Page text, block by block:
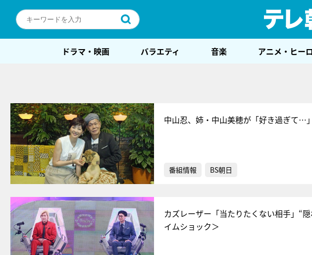
ドラマ・映画 バラエティ 音楽 アニメ・ヒー
中山忍、姉・中山美穂が「好き過ぎて…
番組情報 BS朝日
カズレーザー「当たりたくない相手」“
イムショック＞